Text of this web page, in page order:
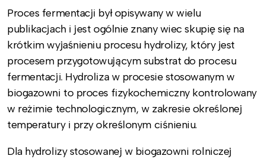
Proces fermentacji był opisywany w wielu
publikacjach i jest ogólnie znany wiec skupię się na
krótkim wyjaśnieniu procesu hydrolizy, który jest
procesem przygotowującym substrat do procesu
fermentacji. Hydroliza w procesie stosowanym w
biogazowni to proces fizykochemiczny kontrolowany
w reżimie technologicznym, w zakresie określonej
temperatury i przy określonym ciśnieniu.
Dla hydrolizy stosowanej w biogazowni rolniczej